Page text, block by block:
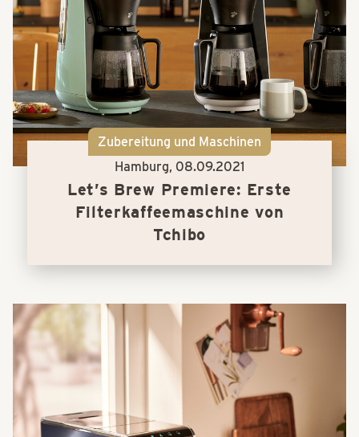
Zubereitung und Maschinen
Hamburg, 08.09.2021
Let’s Brew Premiere: Erste
Filterkaffeemaschine von
Tchibo